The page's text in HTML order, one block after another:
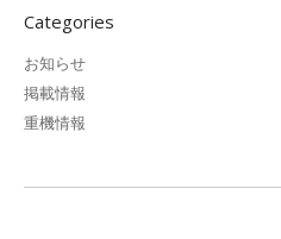
Categories
お知らせ
掲載情報
重機情報